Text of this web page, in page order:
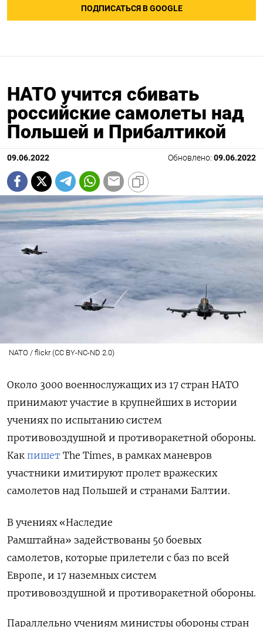
ПОДПИСАТЬСЯ В GOOGLE
НАТО учится сбивать
российские самолеты над
Польшей и Прибалтикой
09.06.2022 Обновлено: 09.06.2022
NATO / flickr (CC BY-NC-ND 2.0)
Около 3000 военнослужащих из 17 стран НАТО
принимают участие в крупнейших в истории
учениях по испытанию систем
противовоздушной и противоракетной обороны.
Как пишет The Times, в рамках маневров
участники имитируют пролет вражеских
самолетов над Польшей и странами Балтии.
В учениях «Наследие
Рамштайна» задействованы 50 боевых
самолетов, которые прилетели с баз по всей
Европе, и 17 наземных систем
противовоздушной и противоракетной обороны.
Параллельно учениям министры обороны стран